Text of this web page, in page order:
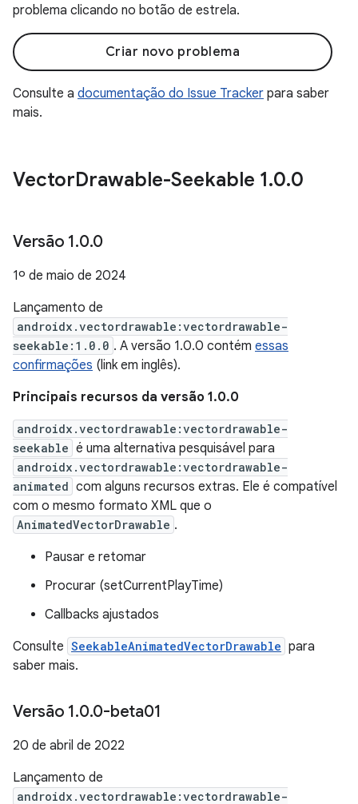
problema clicando no botão de estrela.
Criar novo problema
Consulte a documentação do Issue Tracker para saber
mais.
VectorDrawable-Seekable 1.0.0
Versão 1.0.0
1º de maio de 2024
Lançamento de
androidx.vectordrawable:vectordrawable-
seekable:1.0.0 . A versão 1.0.0 contém essas
confirmações (link em inglês).
Principais recursos da versão 1.0.0
androidx.vectordrawable:vectordrawable-
seekable é uma alternativa pesquisável para
androidx.vectordrawable:vectordrawable-
animated com alguns recursos extras. Ele é compatível
com o mesmo formato XML que o
AnimatedVectorDrawable .
Pausar e retomar
Procurar (setCurrentPlayTime)
Callbacks ajustados
Consulte SeekableAnimatedVectorDrawable para
saber mais.
Versão 1.0.0-beta01
20 de abril de 2022
Lançamento de
androidx.vectordrawable:vectordrawable-